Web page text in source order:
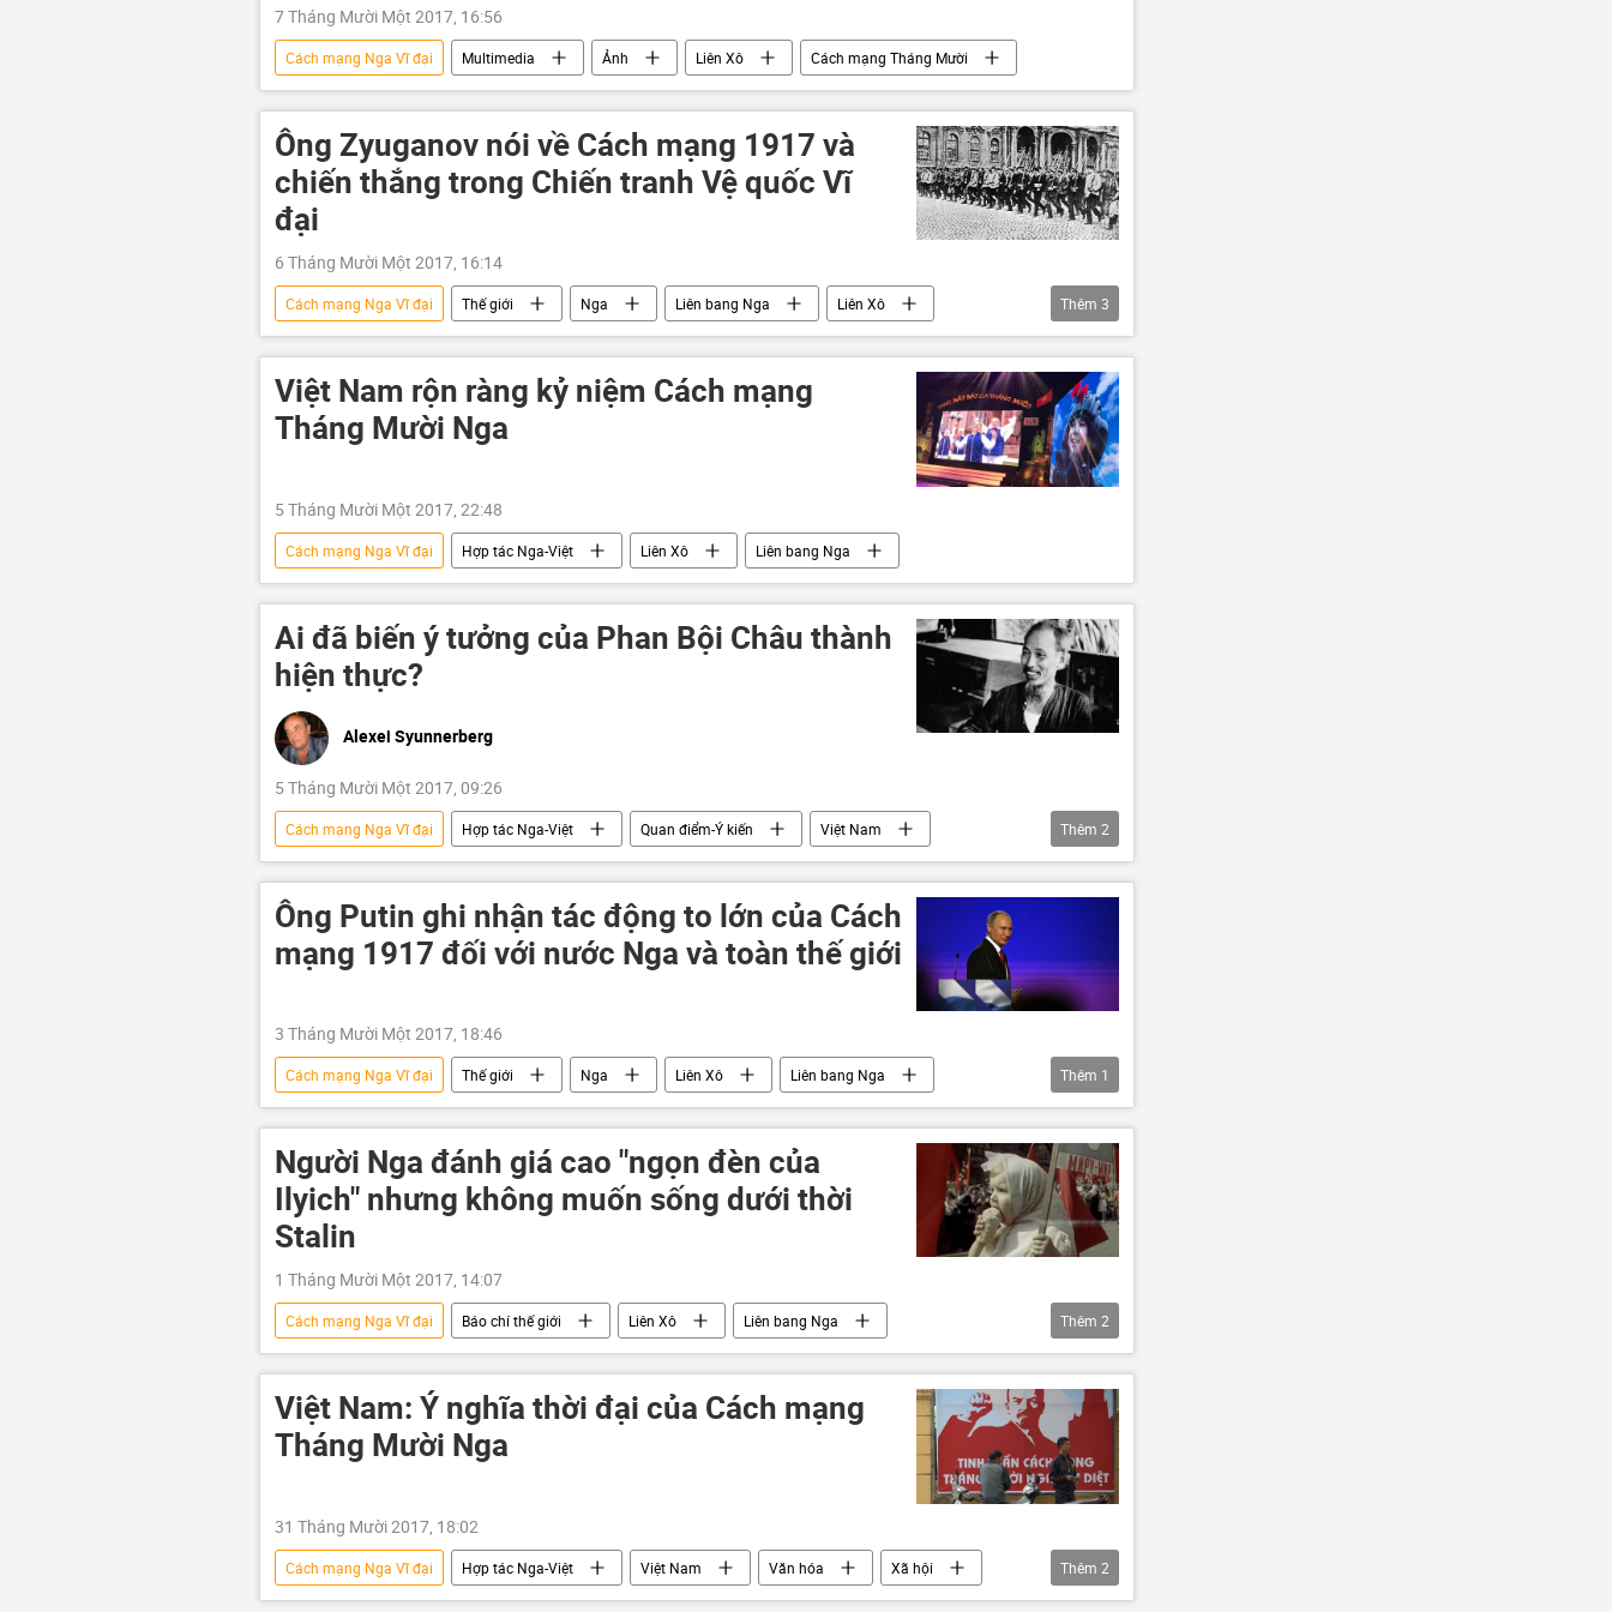
7 Tháng Mười Một 2017, 16:56
Cách mạng Nga Vĩ đại Multimedia Ảnh Liên Xô Cách mạng Tháng Mười
Ông Zyuganov nói về Cách mạng 1917 và
chiến thắng trong Chiến tranh Vệ quốc Vĩ
đại
6 Tháng Mười Một 2017, 16:14
Cách mạng Nga Vĩ đại Thế giới Nga Liên bang Nga
Liên Xô
Gennady Zyuganov
Chiến tranh Vệ quốc Vĩ đại Cách mạng Tháng Mười
Thêm 3
Việt Nam rộn ràng kỷ niệm Cách mạng
Tháng Mười Nga
5 Tháng Mười Một 2017, 22:48
Cách mạng Nga Vĩ đại Hợp tác Nga-Việt Liên Xô Liên bang Nga
Ai đã biến ý tưởng của Phan Bội Châu thành
hiện thực?
Alexei Syunnerberg
5 Tháng Mười Một 2017, 09:26
Cách mạng Nga Vĩ đại Hợp tác Nga-Việt Quan điểm-Ý kiến
Việt Nam
Liên Xô
Hồ Chí Minh Cách mạng Tháng Mười
Thêm 2
Ông Putin ghi nhận tác động to lớn của Cách
mạng 1917 đối với nước Nga và toàn thế giới
3 Tháng Mười Một 2017, 18:46
Cách mạng Nga Vĩ đại Thế giới Nga Liên Xô
Liên bang Nga
Cách mạng Tháng Mười
Thêm 1
Người Nga đánh giá cao "ngọn đèn của
Ilyich" nhưng không muốn sống dưới thời
Stalin
1 Tháng Mười Một 2017, 14:07
Cách mạng Nga Vĩ đại Báo chí thế giới Liên Xô
Liên bang Nga
Vladimir Lenin
giáo dục Joseph Stalin
Thêm 2
Việt Nam: Ý nghĩa thời đại của Cách mạng
Tháng Mười Nga
31 Tháng Mười 2017, 18:02
Cách mạng Nga Vĩ đại Hợp tác Nga-Việt Việt Nam Văn hóa
Xã hội
Trung tâm Khoa học và Văn Hóa Nga
Cách mạng Tháng Mười Nga
Thêm 2